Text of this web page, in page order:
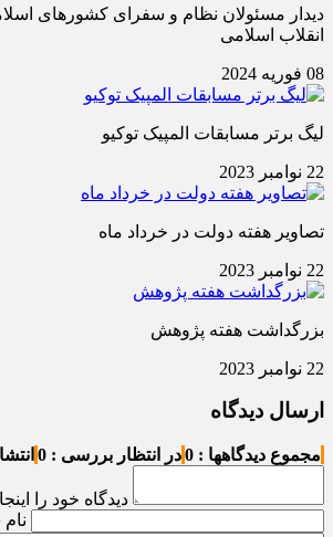
دیدار مسئولان نظام و سفرای کشورهای
انقلاب اسلامی
08 فوریه 2024
لیگ برتر مسابقات المپیک توکیو
22 نوامبر 2023
تصاویر هفته دولت در خرداد ماه
22 نوامبر 2023
بزرگداشت هفته پژوهش
22 نوامبر 2023
ارسال دیدگاه
مجموع دیدگاهها : 0 در انتظار بررسی : 0
دیدگاه خود را